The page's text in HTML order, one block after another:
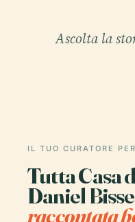
Ascolta la
IL TUO CURATORE
Tutta Casa
Daniel
raccontata